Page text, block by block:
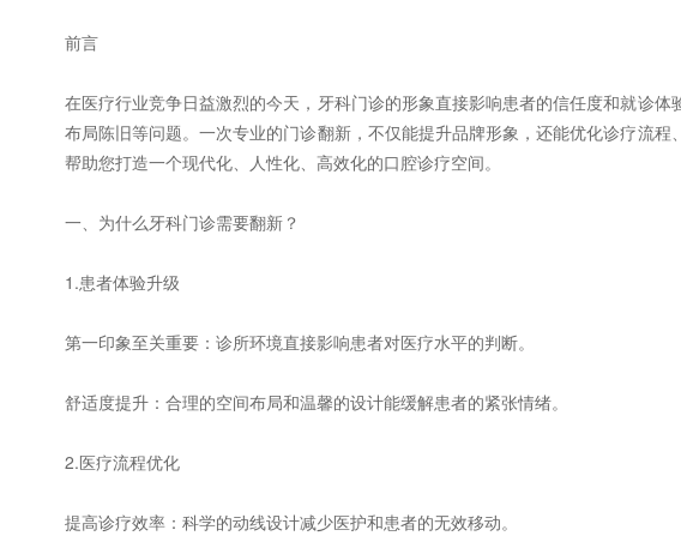
前言
在医疗行业竞争日益激烈的今天，牙科门诊的形象直接影响患者的信任度和就诊
布局陈旧等问题。一次专业的门诊翻新，不仅能提升品牌形象，还能优化诊疗流
帮助您打造一个现代化、人性化、高效化的口腔诊疗空间。
一、为什么牙科门诊需要翻新？
1.患者体验升级
第一印象至关重要：诊所环境直接影响患者对医疗水平的判断。
舒适度提升：合理的空间布局和温馨的设计能缓解患者的紧张情绪。
2.医疗流程优化
提高诊疗效率：科学的动线设计减少医护和患者的无效移动。